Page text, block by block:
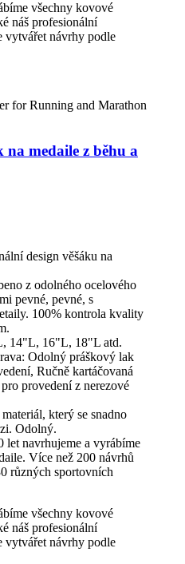
všechny kovové
náš profesionální
vytvářet návrhy podle
na medaile z běhu a
design věšáku na
z odolného ocelového
pevné, pevné, s
100% kontrola kvality
14"L, 16"L, 18"L atd.
Odolný práškový lak
Ručně kartáčovaná
provedení z nerezové
který se snadno
Odolný.
let navrhujeme a vyrábíme
Více než 200 návrhů
různých sportovních
všechny kovové
náš profesionální
vytvářet návrhy podle